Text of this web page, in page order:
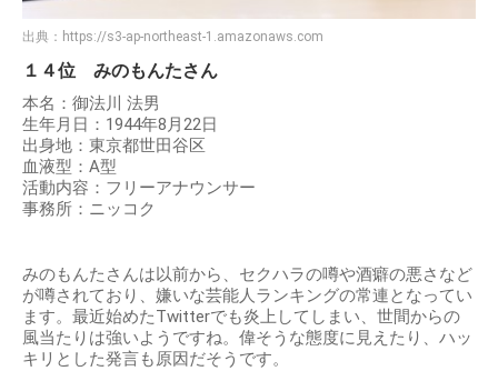
出典： https://s3-ap-northeast-1.amazonaws.com
１４位 みのもんたさん
本名：御法川 法男
生年月日：1944年8月22日
出身地：東京都世田谷区
血液型：A型
活動内容：フリーアナウンサー
事務所：ニッコク
みのもんたさんは以前から、セクハラの噂や酒癖の悪さなど
が噂されており、嫌いな芸能人ランキングの常連となってい
ます。最近始めたTwitterでも炎上してしまい、世間からの
風当たりは強いようですね。偉そうな態度に見えたり、ハッ
キリとした発言も原因だそうです。